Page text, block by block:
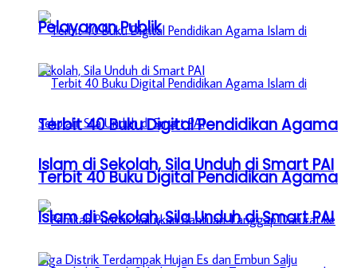
Terbit 40 Buku Digital Pendidikan Agama
Islam di Sekolah, Sila Unduh di Smart PAI
Pelayanan Publik
Terbit 40 Buku Digital Pendidikan Agama
Islam di Sekolah, Sila Unduh di Smart PAI